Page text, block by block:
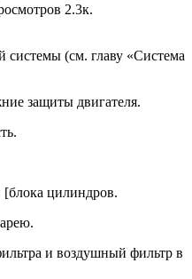
2.3к.
сис­темы (см. главу «Система
защиты двигателя.
цилиндров.
и воздушный фильтр в